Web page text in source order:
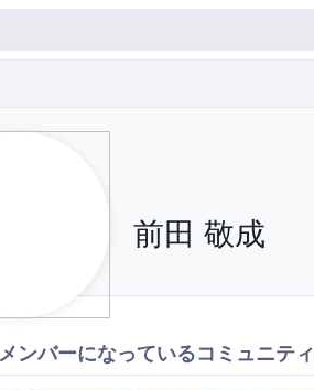
前田 敬成
メンバーになっているコミュニティ